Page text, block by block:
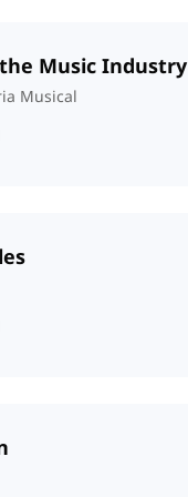
Music Industry
Musical